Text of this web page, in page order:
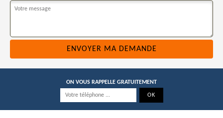
ON VOUS RAPPELLE GRATUITEMENT